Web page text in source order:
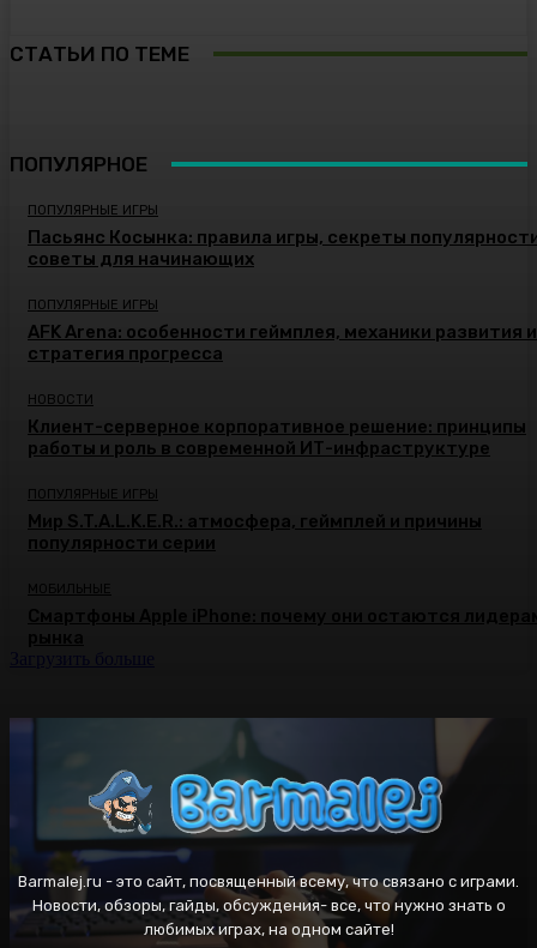
СТАТЬИ ПО ТЕМЕ
ПОПУЛЯРНОЕ
ПОПУЛЯРНЫЕ ИГРЫ
Пасьянс Косынка: правила игры, секреты
советы для начинающих
ПОПУЛЯРНЫЕ ИГРЫ
AFK Arena: особенности геймплея, механики развития и
стратегия прогресса
НОВОСТИ
Клиент-серверное корпоративное решение: принципы
работы и роль в современной ИТ-инфраструктуре
ПОПУЛЯРНЫЕ ИГРЫ
Мир S.T.A.L.K.E.R.: атмосфера, геймплей и причины
популярности серии
МОБИЛЬНЫЕ
Barmalej.ru - это сайт, посвященный всему, что связано с играми.
Новости, обзоры, гайды, обсуждения- все, что нужно знать о
любимых играх, на одном сайте!